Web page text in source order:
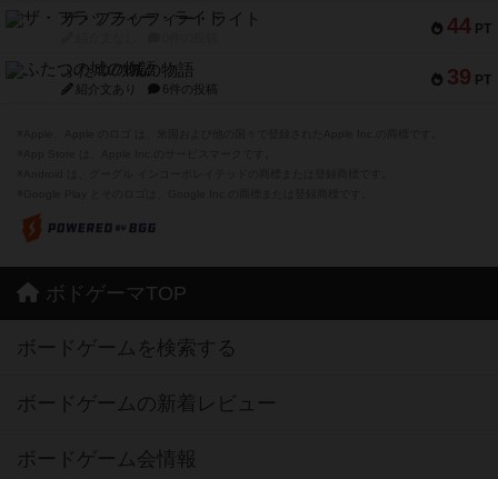
44 PT
ザ・フラッフィー・ライト
39 PT
ふたつの城の物語
紹介文あり 6件の投稿
ボドゲーマTOP
ボードゲームを検索する
ボードゲームの新着レビュー
ボードゲーム会情報